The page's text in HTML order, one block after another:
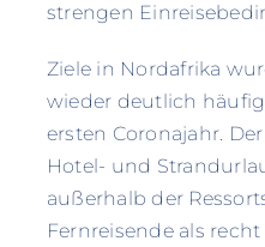
strengen
Ziele in Nordafrika
wieder deutlich
ersten Coronajahr.
Hotel- und
außerhalb der
Fernreisende als